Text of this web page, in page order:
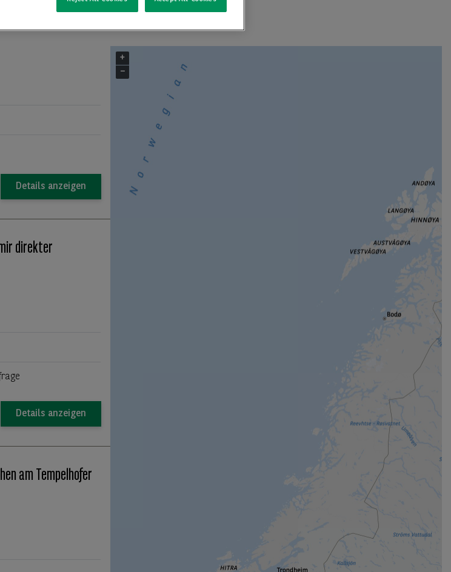
Details anzeigen
direkter
Details anzeigen
am Tempelhofer
+
−